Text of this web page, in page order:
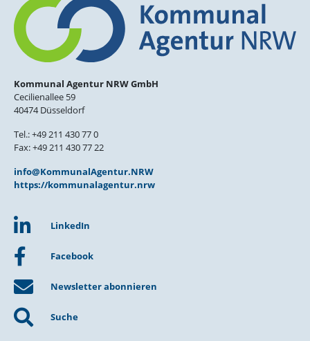
Kommunal Agentur NRW GmbH
Cecilienallee 59
40474 Düsseldorf
Tel.: +49 211 430 77 0
Fax: +49 211 430 77 22
info@KommunalAgentur.NRW
https://kommunalagentur.nrw
LinkedIn
Facebook
Newsletter abonnieren
Suche